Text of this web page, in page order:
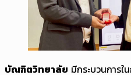
บัณฑิตวิทยาลัย มีกระบวนการ